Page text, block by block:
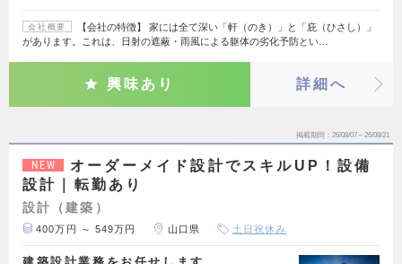
会社概要
【会社の特徴】 家には全て深い「軒（のき）」と「庇（ひさし）」
があります。これは、日射の遮蔽・雨風による躯体の劣化予防とい…
興味あり 詳細へ
掲載期間 26/08/07～26/08/21
NEW
オーダーメイド設計でスキルUP！設備
設計｜転勤あり
設計（建築）
400万円 ～ 549万円 山口県 土日祝休み
建築設計業務をお任せします